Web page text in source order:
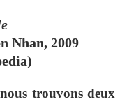
Nhan, 2009
trouvons deux